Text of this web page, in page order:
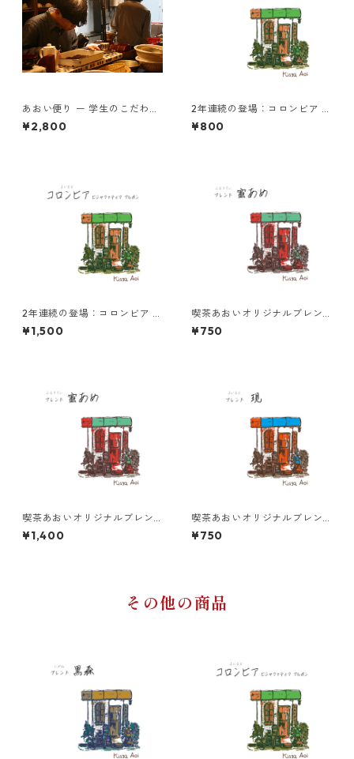
あおい便り ー 学生のこだわり
とともに届く、月に一度の珈
琲時間 ー200g×2種類(豆)
¥2,800
2年連続の登場：コロンビア 中
浅煎り ビジャファティマ ブル
ボン 100g
¥800
2年連続の登場：コロンビア 中
浅煎り ビジャファティマ ブル
ボン 200g
¥1,500
喫茶あおいオリジナルブレン
ド 蜜あめ 100g
¥750
喫茶あおいオリジナルブレン
ド 蜜あめ 200g
¥1,400
喫茶あおいオリジナルブレン
ド 現 100g
¥750
その他の商品